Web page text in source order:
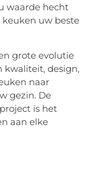
waarde hecht
uw beste
grote evolutie
kwaliteit, design,
naar
gezin. De
is het
aan elke